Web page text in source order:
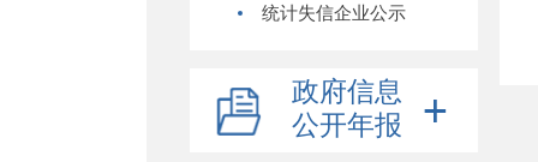
统计失信企业公示
政府信息
公开年报